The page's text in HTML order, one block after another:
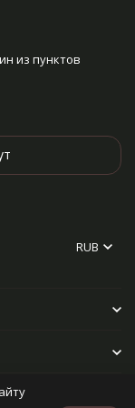
из пунктов
RUB